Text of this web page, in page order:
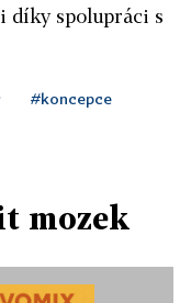
díky spolupráci s
#koncepce
mozek